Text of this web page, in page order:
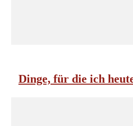
Dinge, für die ich